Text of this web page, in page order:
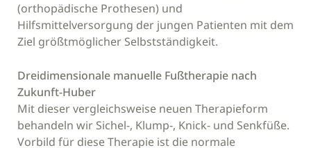
(orthopädische Prothesen) und
Hilfsmittelversorgung der jungen Patienten mit dem
Ziel größtmöglicher Selbstständigkeit.
Dreidimensionale manuelle Fußtherapie nach
Zukunft-Huber
Mit dieser vergleichsweise neuen Therapieform
behandeln wir Sichel-, Klump-, Knick- und Senkfüße.
Vorbild für diese Therapie ist die normale